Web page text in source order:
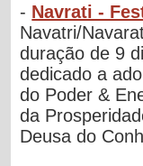
- Navrati -
Navatri/
duração de 9
dedicado a
do Poder &
da
Deusa do